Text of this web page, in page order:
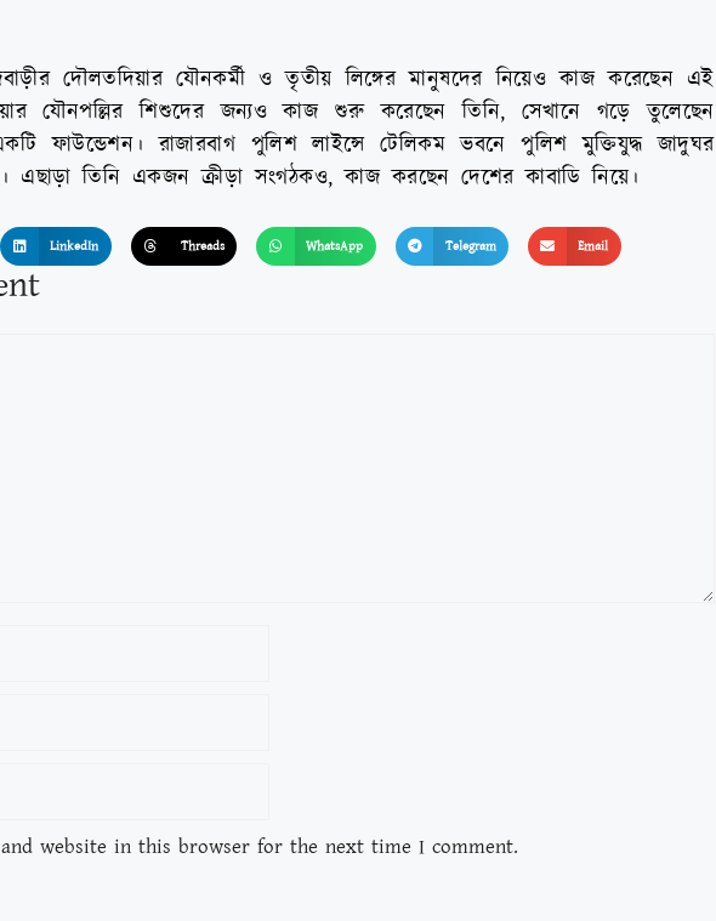
দৌলতদিয়ার যৌনকর্মী ও তৃতীয় লিঙ্গের মানুষদের নিয়েও কাজ করেছেন এই
যৌনপল্লির শিশুদের জন্যও কাজ শুরু করেছেন তিনি, সেখানে গড়ে তুলেছেন
ফাউন্ডেশন। রাজারবাগ পুলিশ লাইন্সে টেলিকম ভবনে পুলিশ মুক্তিযুদ্ধ জাদুঘর
এছাড়া তিনি একজন ক্রীড়া সংগঠকও, কাজ করছেন দেশের কাবাডি নিয়ে।
LinkedIn Threads WhatsApp Telegram Email
and website in this browser for the next time I comment.